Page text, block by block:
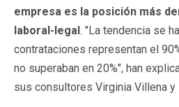
empresa es la posición más
laboral-legal. "La tendencia se
contrataciones representan el
no superaban en 20%", han
sus consultores Virginia Villena y